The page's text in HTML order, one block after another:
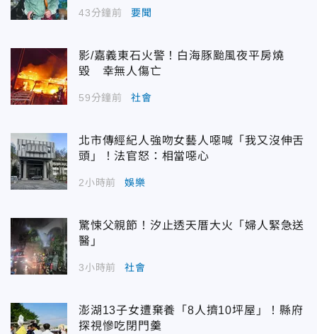
43分鐘前 要聞
影/嘉義東石火警！白海豚颱風夜平房燒
毀 幸無人傷亡
59分鐘前 社會
北市傳經紀人強吻女藝人噁喊「我又沒伸舌
頭」！法官怒：相當噁心
2小時前 娛樂
驚悚父親節！汐止透天厝大火「婦人緊急送
醫」
3小時前 社會
澎湖13子女遭棄養「8人擠10坪屋」！縣府
探視慘吃閉門羹